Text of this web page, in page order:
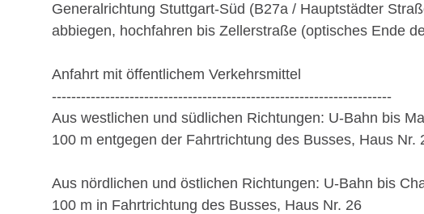
Generalrichtung Stuttgart-Süd (B27a / Hauptstädter
abbiegen, hochfahren bis Zellerstraße (optisches Ende
Anfahrt mit öffentlichem Verkehrsmittel
----------------------------------------------------------------------
Aus westlichen und südlichen Richtungen: U-Bahn bis
100 m entgegen der Fahrtrichtung des Busses, Haus Nr.
Aus nördlichen und östlichen Richtungen: U-Bahn bis
100 m in Fahrtrichtung des Busses, Haus Nr. 26